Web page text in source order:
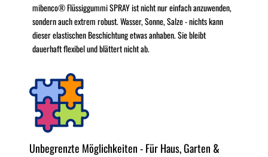
mibenco® Flüssiggummi SPRAY ist nicht nur einfach anzuwenden,
sondern auch extrem robust. Wasser, Sonne, Salze - nichts kann
dieser elastischen Beschichtung etwas anhaben. Sie bleibt
dauerhaft flexibel und blättert nicht ab.
Unbegrenzte Möglichkeiten - Für Haus, Garten &